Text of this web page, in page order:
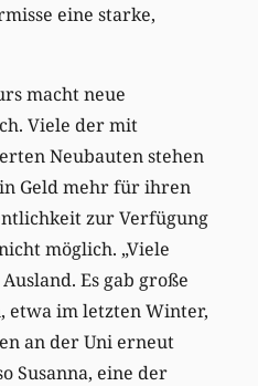
eine starke,
macht neue
Viele der mit
Neubauten stehen
Geld mehr für ihren
zur Verfügung
möglich. „Viele
Es gab große
etwa im letzten Winter,
an der Uni erneut
Susanna, eine der